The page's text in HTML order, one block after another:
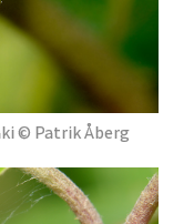
© Patrik Åberg